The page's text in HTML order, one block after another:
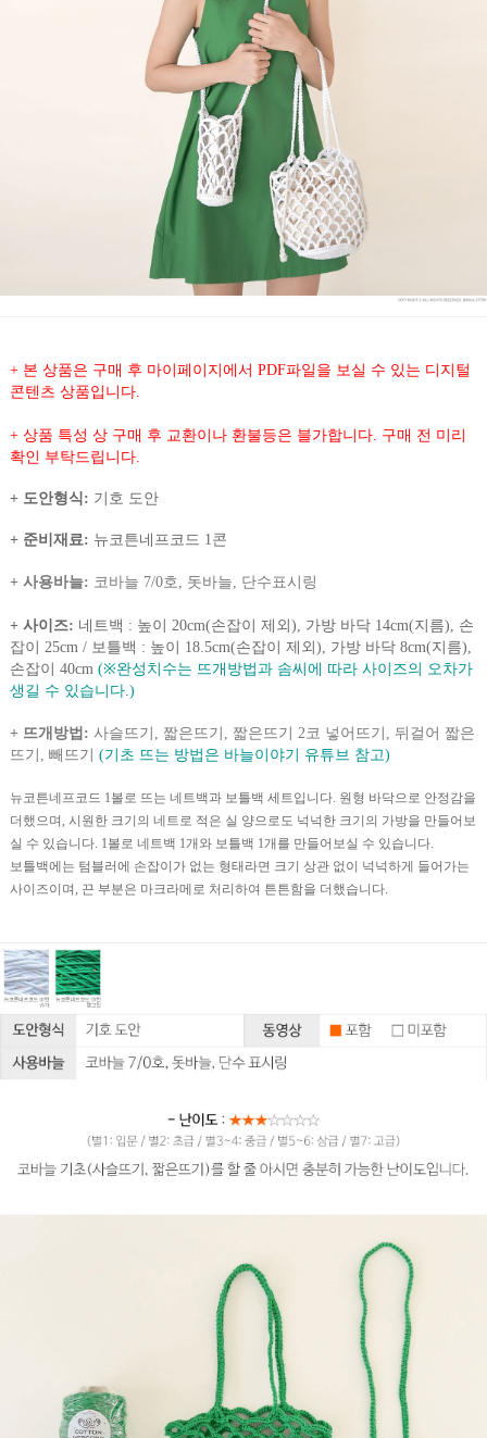
+ 본 상품은 구매 후 마이페이지에서 PDF파일을 보실 수 있는 디지털
콘텐츠 상품입니다.
+ 상품 특성 상 구매 후 교환이나 환불등은 블가합니다. 구매 전 미리
확인 부탁드립니다.
+ 도안형식: 기호 도안
+ 준비재료: 뉴코튼네프코드 1콘
+ 사용바늘: 코바늘 7/0호, 돗바늘, 단수표시링
+ 사이즈: 네트백 : 높이 20cm(손잡이 제외), 가방 바닥 14cm(지름), 손
잡이 25cm / 보틀백 : 높이 18.5cm(손잡이 제외), 가방 바닥 8cm(지름),
손잡이 40cm (※완성치수는 뜨개방법과 솜씨에 따라 사이즈의 오차가
생길 수 있습니다.)
+ 뜨개방법: 사슬뜨기, 짧은뜨기, 짧은뜨기 2코 넣어뜨기, 뒤걸어 짧은
뜨기, 빼뜨기
(기초 뜨는 방법은 바늘이야기 유튜브 참고)
뉴코튼네프코드 1볼로 뜨는 네트백과 보틀백 세트입니다. 원형 바닥으로 안정감을
더했으며, 시원한 크기의 네트로 적은 실 양으로도 넉넉한 크기의 가방을 만들어보
실 수 있습니다. 1볼로 네트백 1개와 보틀백 1개를 만들어보실 수 있습니다.
보틀백에는 텀블러에 손잡이가 없는 형태라면 크기 상관 없이 넉넉하게 들어가는
사이즈이며, 끈 부분은 마크라메로 처리하여 튼튼함을 더했습니다.